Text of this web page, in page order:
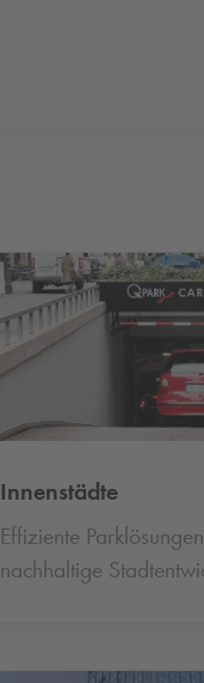
Innenstädte
Effiziente
nachhaltige